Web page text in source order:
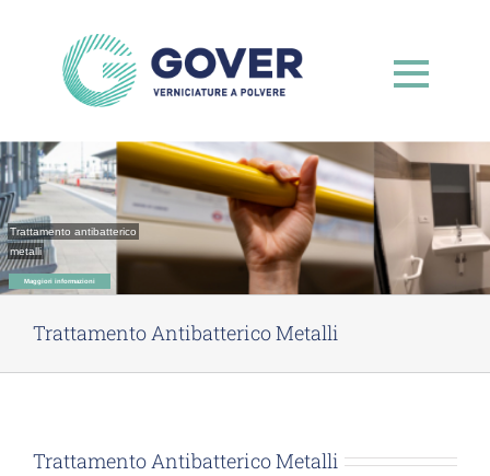
contenuto
Trattamento antibatterico
metalli
Maggiori informazioni
Trattamento Antibatterico Metalli
Trattamento Antibatterico Metalli